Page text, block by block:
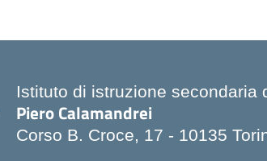
Istituto di istruzione secondaria
Piero Calamandrei
Corso B. Croce, 17 - 10135